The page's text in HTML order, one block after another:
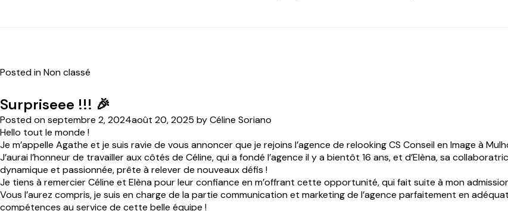
Posted in Non classé
Surpriseee !!! 🎉
Posted onseptembre 2, 2024août 20, 2025 byCéline Soriano
Hello tout le monde !
Je m’appelle Agathe et je suis ravie de vous annoncer que je rejoins l’agence de relooking CS Conseil en Image à
J’aurai l’honneur de travailler aux côtés de Céline, qui a fondé l’agence il y a bientôt 16 ans, et d’Elèna, sa
dynamique et passionnée, prête à relever de nouveaux défis !
Je tiens à remercier Céline et Elèna pour leur confiance en m’offrant cette opportunité, qui fait suite à mon admission
Vous l’aurez compris, je suis en charge de la partie communication et marketing de l’agence parfaitement en
compétences au service de cette belle équipe !